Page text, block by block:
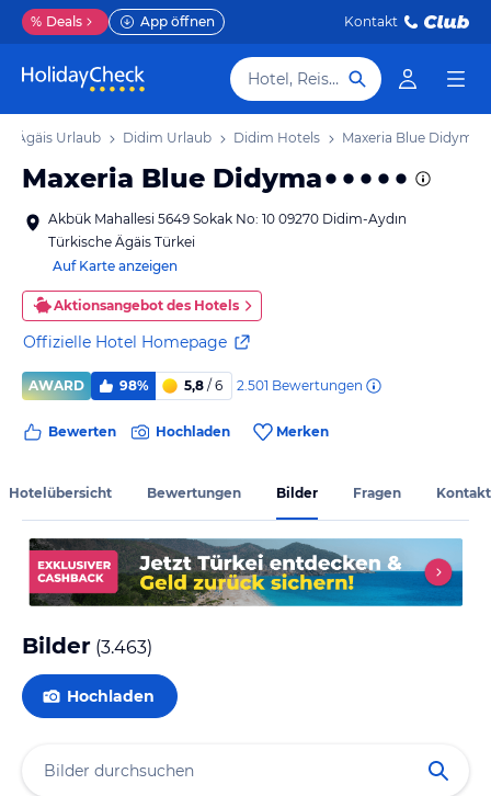
% Deals App öffnen Kontakt
Hotel, Reiseziel
Ägäis Urlaub Didim Urlaub Didim Hotels Maxeria Blue Didyma
Maxeria Blue Didyma
Akbük Mahallesi 5649 Sokak No: 10 09270 Didim-Aydın
Türkische Ägäis Türkei
Auf Karte anzeigen
Aktionsangebot des Hotels
Offizielle Hotel Homepage
AWARD 98% 5,8 / 6 2.501 Bewertungen
Bewerten Hochladen Merken
Hotelübersicht Bewertungen Bilder Fragen Kontakt
Bilder (3.463)
Hochladen